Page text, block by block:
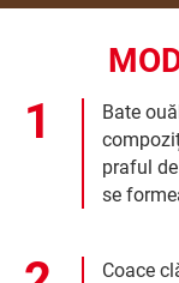
Bate
praful
se
Coace